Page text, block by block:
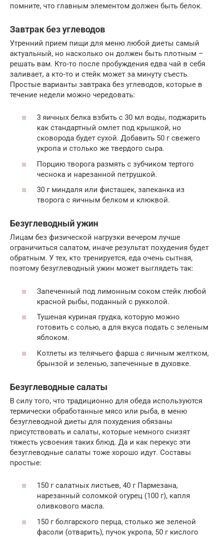
помните, что главным элементом должен быть белок.
Завтрак без углеводов
Утренний прием пищи для меню любой диеты самый
актуальный, но насколько он должен быть плотным –
решать вам. Кто-то после пробуждения едва чай в себя
заливает, а кто-то и стейк может за минуту съесть.
Простые варианты завтрака без углеводов, которые в
течение недели можно чередовать:
3 яичных белка взбить с 30 мл воды, поджарить
как стандартный омлет под крышкой, но
сковорода будет сухой. Добавить 50 г свежего
укропа и столько же твердого сыра.
Порцию творога размять с зубчиком тертого
чеснока и нарезанной петрушкой.
30 г миндаля или фисташек, запеканка из
творога с яичным белком и клюквой.
Безуглеводный ужин
Лицам без физической нагрузки вечером лучше
ограничиться салатом, иначе результат похудения будет
обратным. У тех, кто тренируется, еда очень сытная,
поэтому безуглеводный ужин может выглядеть так:
Запеченный под лимонным соком стейк любой
красной рыбы, поданный с рукколой.
Тушеная куриная грудка, которую можно
готовить с солью, а для вкуса подать с зеленым
яблоком.
Котлеты из телячьего фарша с яичным желтком,
брынзой и зеленью, запеченные в духовке.
Безуглеводные салаты
В силу того, что традиционно для обеда используются
термически обработанные мясо или рыба, в меню
безуглеводной диеты для похудения обязаны
присутствовать и салаты, которые немного снизят
тяжесть усвоения таких блюд. Да и как перекус эти
безуглеводные салаты тоже хорошо идут. Составы
простые:
150 г салатных листьев, 40 г Пармезана,
нарезанный соломкой огурец (100 г), капля
оливкового масла.
150 г болгарского перца, столько же зеленой
фасоли (отварить), пучок укропа, 50 г кислого